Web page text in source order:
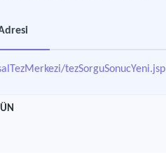
tezSorguSonucYeni.jsp